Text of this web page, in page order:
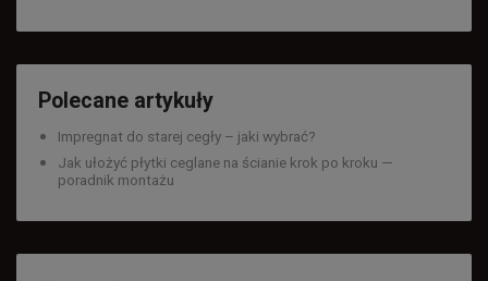
Polecane artykuły
Impregnat do starej cegły – jaki wybrać?
Jak ułożyć płytki ceglane na ścianie krok po kroku —
poradnik montażu